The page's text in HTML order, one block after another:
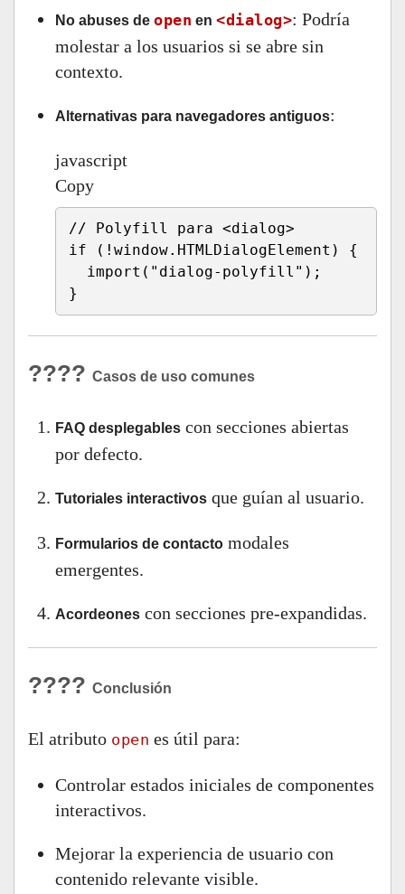
No abuses de open en <dialog>: Podría
molestar a los usuarios si se abre sin
contexto.
Alternativas para navegadores antiguos:
javascript
Copy
// Polyfill para <dialog>
if
( ! window. HTMLDialogElement )
{
import ( "dialog-polyfill" ) ;
}
???? Casos de uso comunes
FAQ desplegables con secciones abiertas
por defecto.
Tutoriales interactivos que guían al usuario.
Formularios de contacto modales
emergentes.
Acordeones con secciones pre-expandidas.
???? Conclusión
El atributo open es útil para:
Controlar estados iniciales de componentes
interactivos.
Mejorar la experiencia de usuario con
contenido relevante visible.